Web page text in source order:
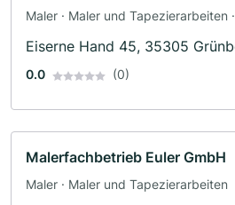
Maler · Maler und Tapezierarbeiten
Eiserne Hand 45, 35305
0.0 (0)
Malerfachbetrieb Euler GmbH
Maler · Maler und Tapezierarbeiten